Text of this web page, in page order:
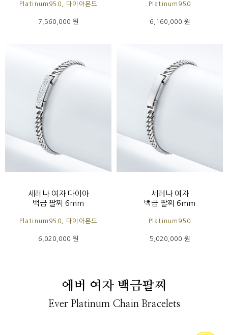
Platinum950, 다이아몬드
7,560,000 원
Platinum950
6,160,000 원
세레나 여자 다이아
백금 팔찌 6mm
Platinum950, 다이아몬드
6,020,000 원
세레나 여자
백금 팔찌 6mm
Platinum950
5,020,000 원
에버 여자 백금팔찌
Ever Platinum Chain Bracelets